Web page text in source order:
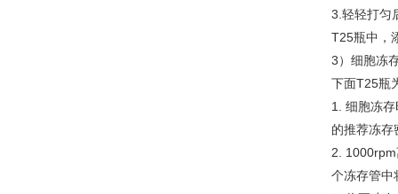
3.轻轻打匀
T25瓶中，
3）细胞冻
下面T25瓶
1. 细胞冻
的推荐冻
2.
个冻存管中